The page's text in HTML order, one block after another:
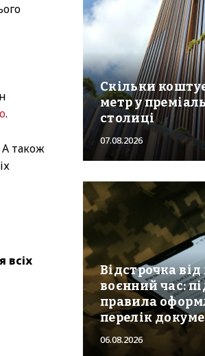
.
також
всіх
Скільки
метр у
столиці
07.08.2026
Відстрочка від
воєнний час:
правила
перелік
06.08.2026